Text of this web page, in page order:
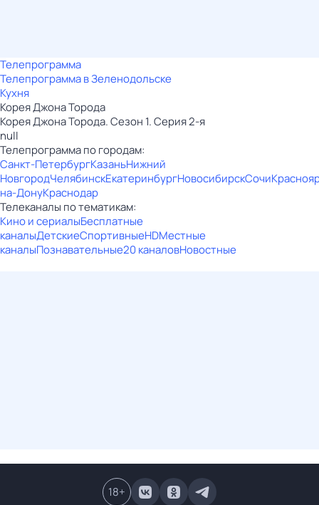
Телепрограмма
Телепрограмма в Зеленодольске
Кухня
Корея Джона Торода
Корея Джона Торода. Сезон 1. Серия 2-я
null
Телепрограмма по городам:
Санкт-ПетербургКазаньНижний
НовгородЧелябинскЕкатеринбургНовосибирскСочи
на-ДонуКраснодар
Телеканалы по тематикам:
Кино и сериалыБесплатные
каналыДетскиеСпортивныеHDМестные
каналыПознавательные20 каналовНовостные
18+